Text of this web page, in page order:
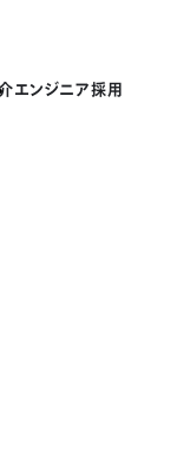
エンジニア採用